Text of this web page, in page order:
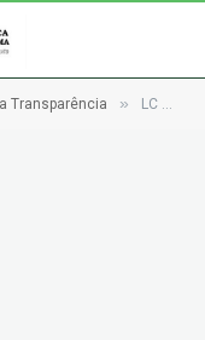
Transparência » LC 164 – SP